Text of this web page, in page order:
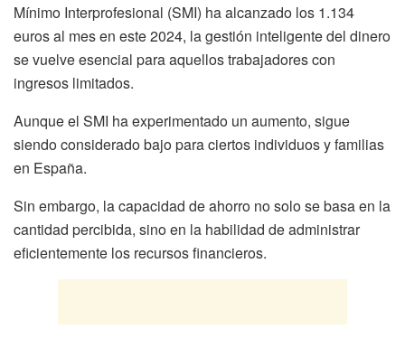
Mínimo Interprofesional (SMI) ha alcanzado los 1.134
euros al mes en este 2024, la gestión inteligente del dinero
se vuelve esencial para aquellos trabajadores con
ingresos limitados.
Aunque el SMI ha experimentado un aumento, sigue
siendo considerado bajo para ciertos individuos y familias
en España.
Sin embargo, la capacidad de ahorro no solo se basa en la
cantidad percibida, sino en la habilidad de administrar
eficientemente los recursos financieros.